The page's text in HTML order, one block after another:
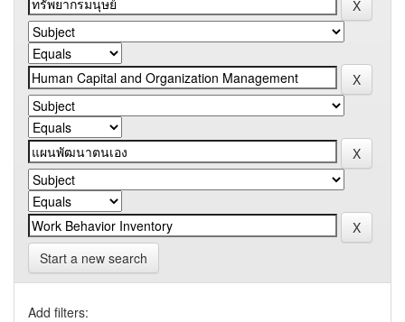
Start a new search
Add filters: